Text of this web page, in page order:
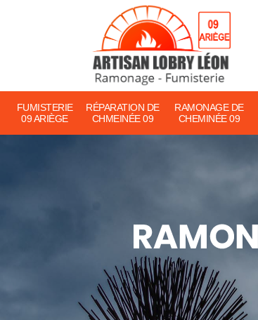
FUMISTERIE
09 ARIÈGE
RÉPARATION DE
CHMEINÉE 09
RAMONAGE DE
CHEMINÉE 09